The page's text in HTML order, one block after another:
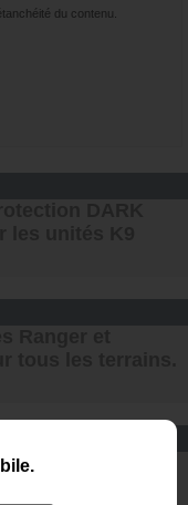
du contenu.
maître-chien ?